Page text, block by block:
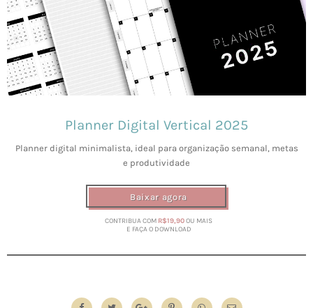
Planner Digital Vertical 2025
Planner digital minimalista, ideal para organização semanal, metas
e produtividade
Baixar agora
CONTRIBUA COM R$19,90OU MAIS
E FAÇA O DOWNLOAD